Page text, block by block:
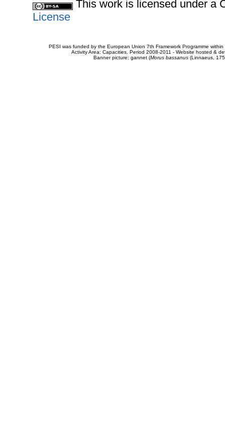
This work is licensed under a
License
PESI was funded by the European Union 7th Framework Programme
Activity Area: Capacities. Period 2008-2011 - Website hosted &
Banner picture: gannet (Morus bassanus(Linnaeus,